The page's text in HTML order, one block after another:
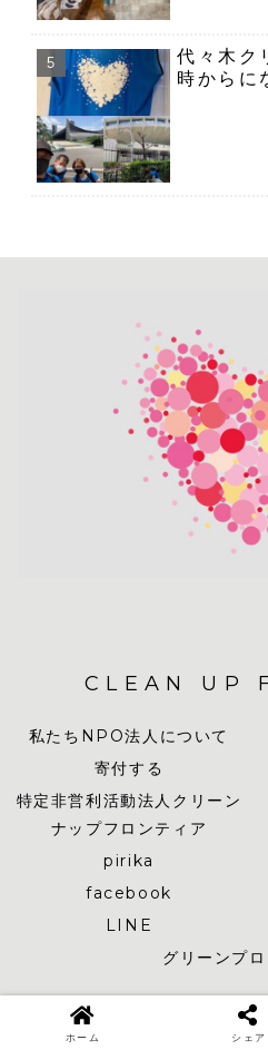
代々木ク
時からに
CLEAN UP
私たちNPO法人について
寄付する
特定非営利活動法人クリーン
ナップフロンティア
pirika
facebook
LINE
グリーンプ
© 2019-2026 CLEAN
ホーム シェア